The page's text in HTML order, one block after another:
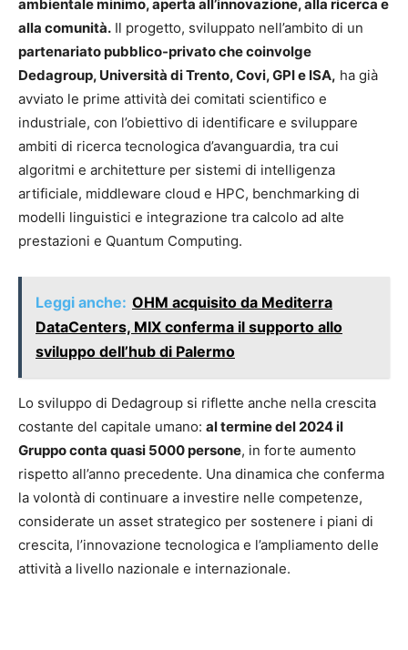
ambientale minimo, aperta all’innovazione, alla ricerca e
alla comunità. Il progetto, sviluppato nell’ambito di un
partenariato pubblico-privato che coinvolge
Dedagroup, Università di Trento, Covi, GPI e ISA, ha già
avviato le prime attività dei comitati scientifico e
industriale, con l’obiettivo di identificare e sviluppare
ambiti di ricerca tecnologica d’avanguardia, tra cui
algoritmi e architetture per sistemi di intelligenza
artificiale, middleware cloud e HPC, benchmarking di
modelli linguistici e integrazione tra calcolo ad alte
prestazioni e Quantum Computing.
Leggi anche: OHM acquisito da Mediterra
DataCenters, MIX conferma il supporto allo
sviluppo dell’hub di Palermo
Lo sviluppo di Dedagroup si riflette anche nella crescita
costante del capitale umano: al termine del 2024 il
Gruppo conta quasi 5000 persone, in forte aumento
rispetto all’anno precedente. Una dinamica che conferma
la volontà di continuare a investire nelle competenze,
considerate un asset strategico per sostenere i piani di
crescita, l’innovazione tecnologica e l’ampliamento delle
attività a livello nazionale e internazionale.